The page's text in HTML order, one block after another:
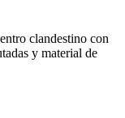
clandestino con
y material de